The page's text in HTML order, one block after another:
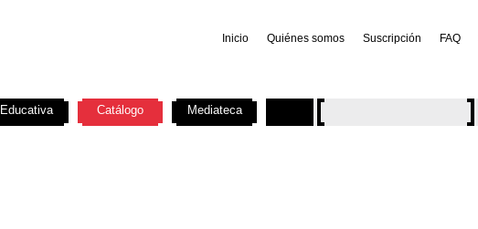
Inicio Quiénes somos Suscripción FAQ
Educativa Catálogo Mediateca